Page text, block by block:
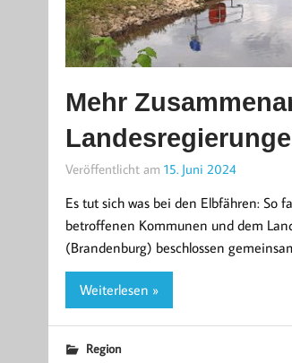
Mehr
Veröffentlicht am 15. Juni 2024
Es tut sich was bei den Elbfähren: So
betroffenen Kommunen und dem
(Brandenburg) beschlossen
Weiterlesen »
Region